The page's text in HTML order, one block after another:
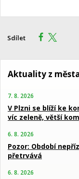
Sdílet
Aktuality z
7. 8. 2026
V Plzni se blíží ke
víc zeleně, větší
6. 8. 2026
Pozor: Období
přetrvává
6. 8. 2026